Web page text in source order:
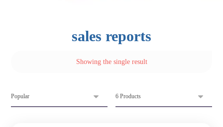
sales reports
Showing the single result